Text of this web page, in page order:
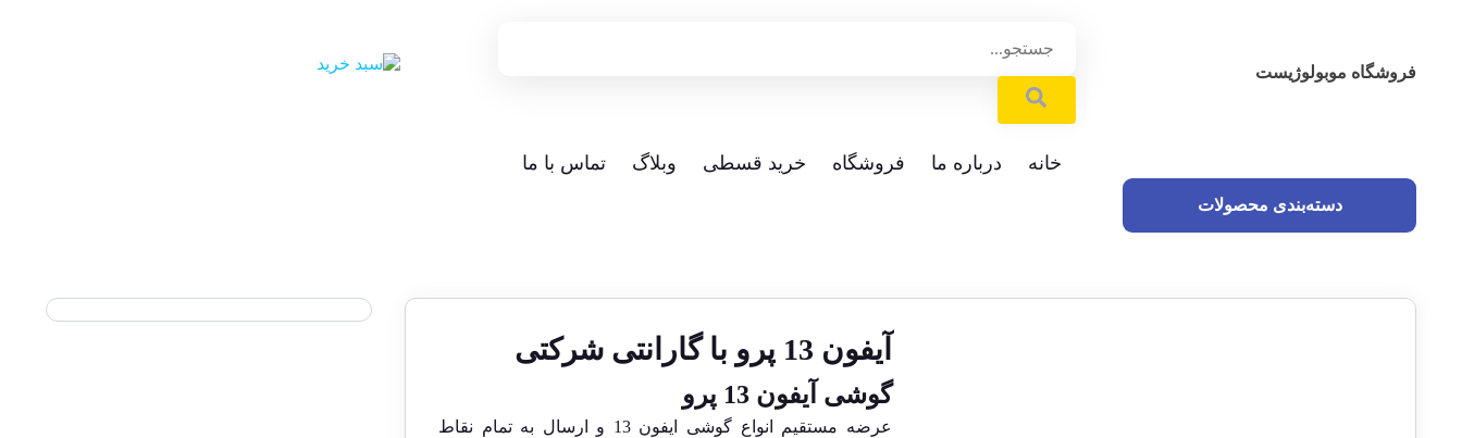
فروشگاه موبولوژیست
دسته‌بندی محصولات
خانه درباره ما فروشگاه خرید قسطی وبلاگ تماس با ما
آیفون 13 پرو با گارانتی شرکتی
گوشی آیفون 13 پرو
عرضه مستقیم انواع گوشی ایفون 13 و ارسال به تمام نقاط